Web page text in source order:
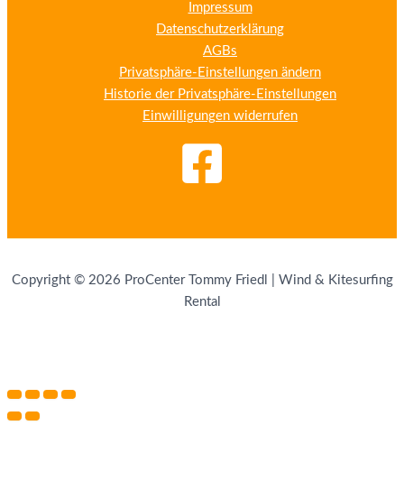
Impressum
Datenschutzerklärung
AGBs
Privatsphäre-Einstellungen ändern
Historie der Privatsphäre-Einstellungen
Einwilligungen widerrufen
Copyright © 2026 ProCenter Tommy Friedl | Wind & Kitesurfing
Rental